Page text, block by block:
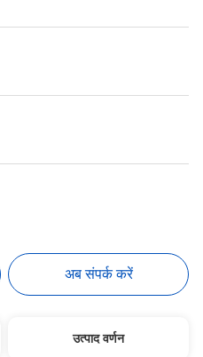
अब संपर्क करें
उत्पाद वर्णन